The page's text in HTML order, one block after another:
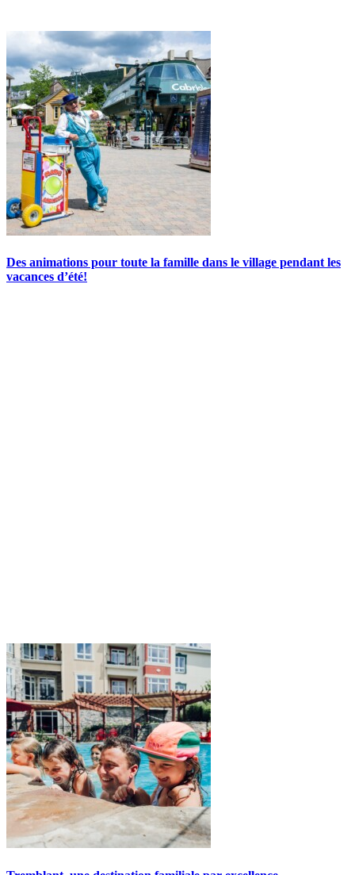
Des animations pour toute la famille dans le village pendant les
vacances d’été!